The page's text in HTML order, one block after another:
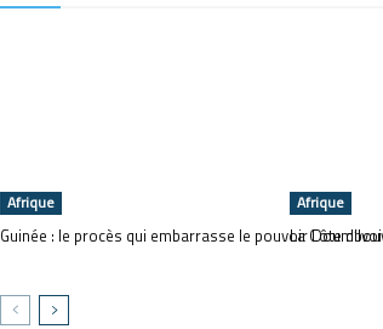
Afrique
Guinée : le procès qui embarrasse le pouvoir
Afrique
La Côte